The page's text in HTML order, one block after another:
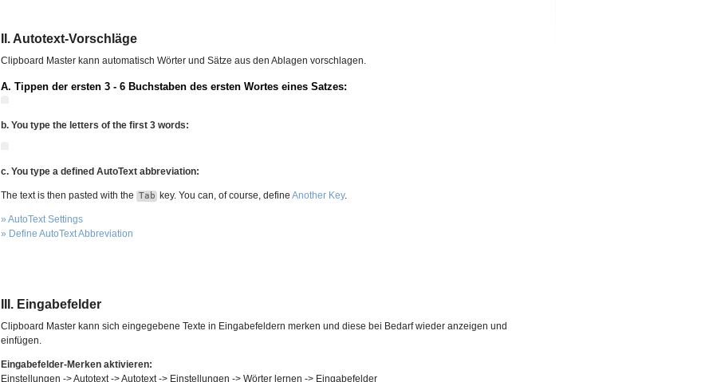
II. Autotext-Vorschläge
Clipboard Master kann automatisch Wörter und Sätze aus den Ablagen vorschlagen.
A. Tippen der ersten 3 - 6 Buchstaben des ersten Wortes eines Satzes:
b. You type the letters of the first 3 words:
c. You type a defined AutoText abbreviation:
The text is then pasted with the Tab key. You can, of course, defineAnother Key.
» AutoText Settings
» Define AutoText Abbreviation
III. Eingabefelder
Clipboard Master kann sich eingegebene Texte in Eingabefeldern merken und diese bei Bedarf wieder anzeigen und
einfügen.
Eingabefelder-Merken aktivieren:
Einstellungen -> Autotext -> Autotext -> Einstellungen -> Wörter lernen -> Eingabefelder